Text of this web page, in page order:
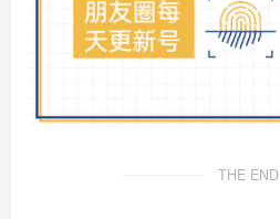
THE END